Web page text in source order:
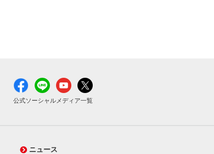
公式ソーシャルメディア一覧
ニュース